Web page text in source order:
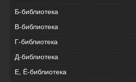
Б-библиотека
В-библиотека
Г-библиотека
Д-библиотека
Е, Ё-библиотека